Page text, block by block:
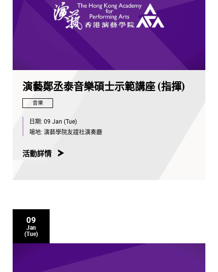
演藝鄭丞泰音樂碩士示範講座 (指揮)
音樂
日期: 09 Jan (Tue)
場地: 演藝學院友誼社演奏廳
活動詳情
09
Jan
(Tue)